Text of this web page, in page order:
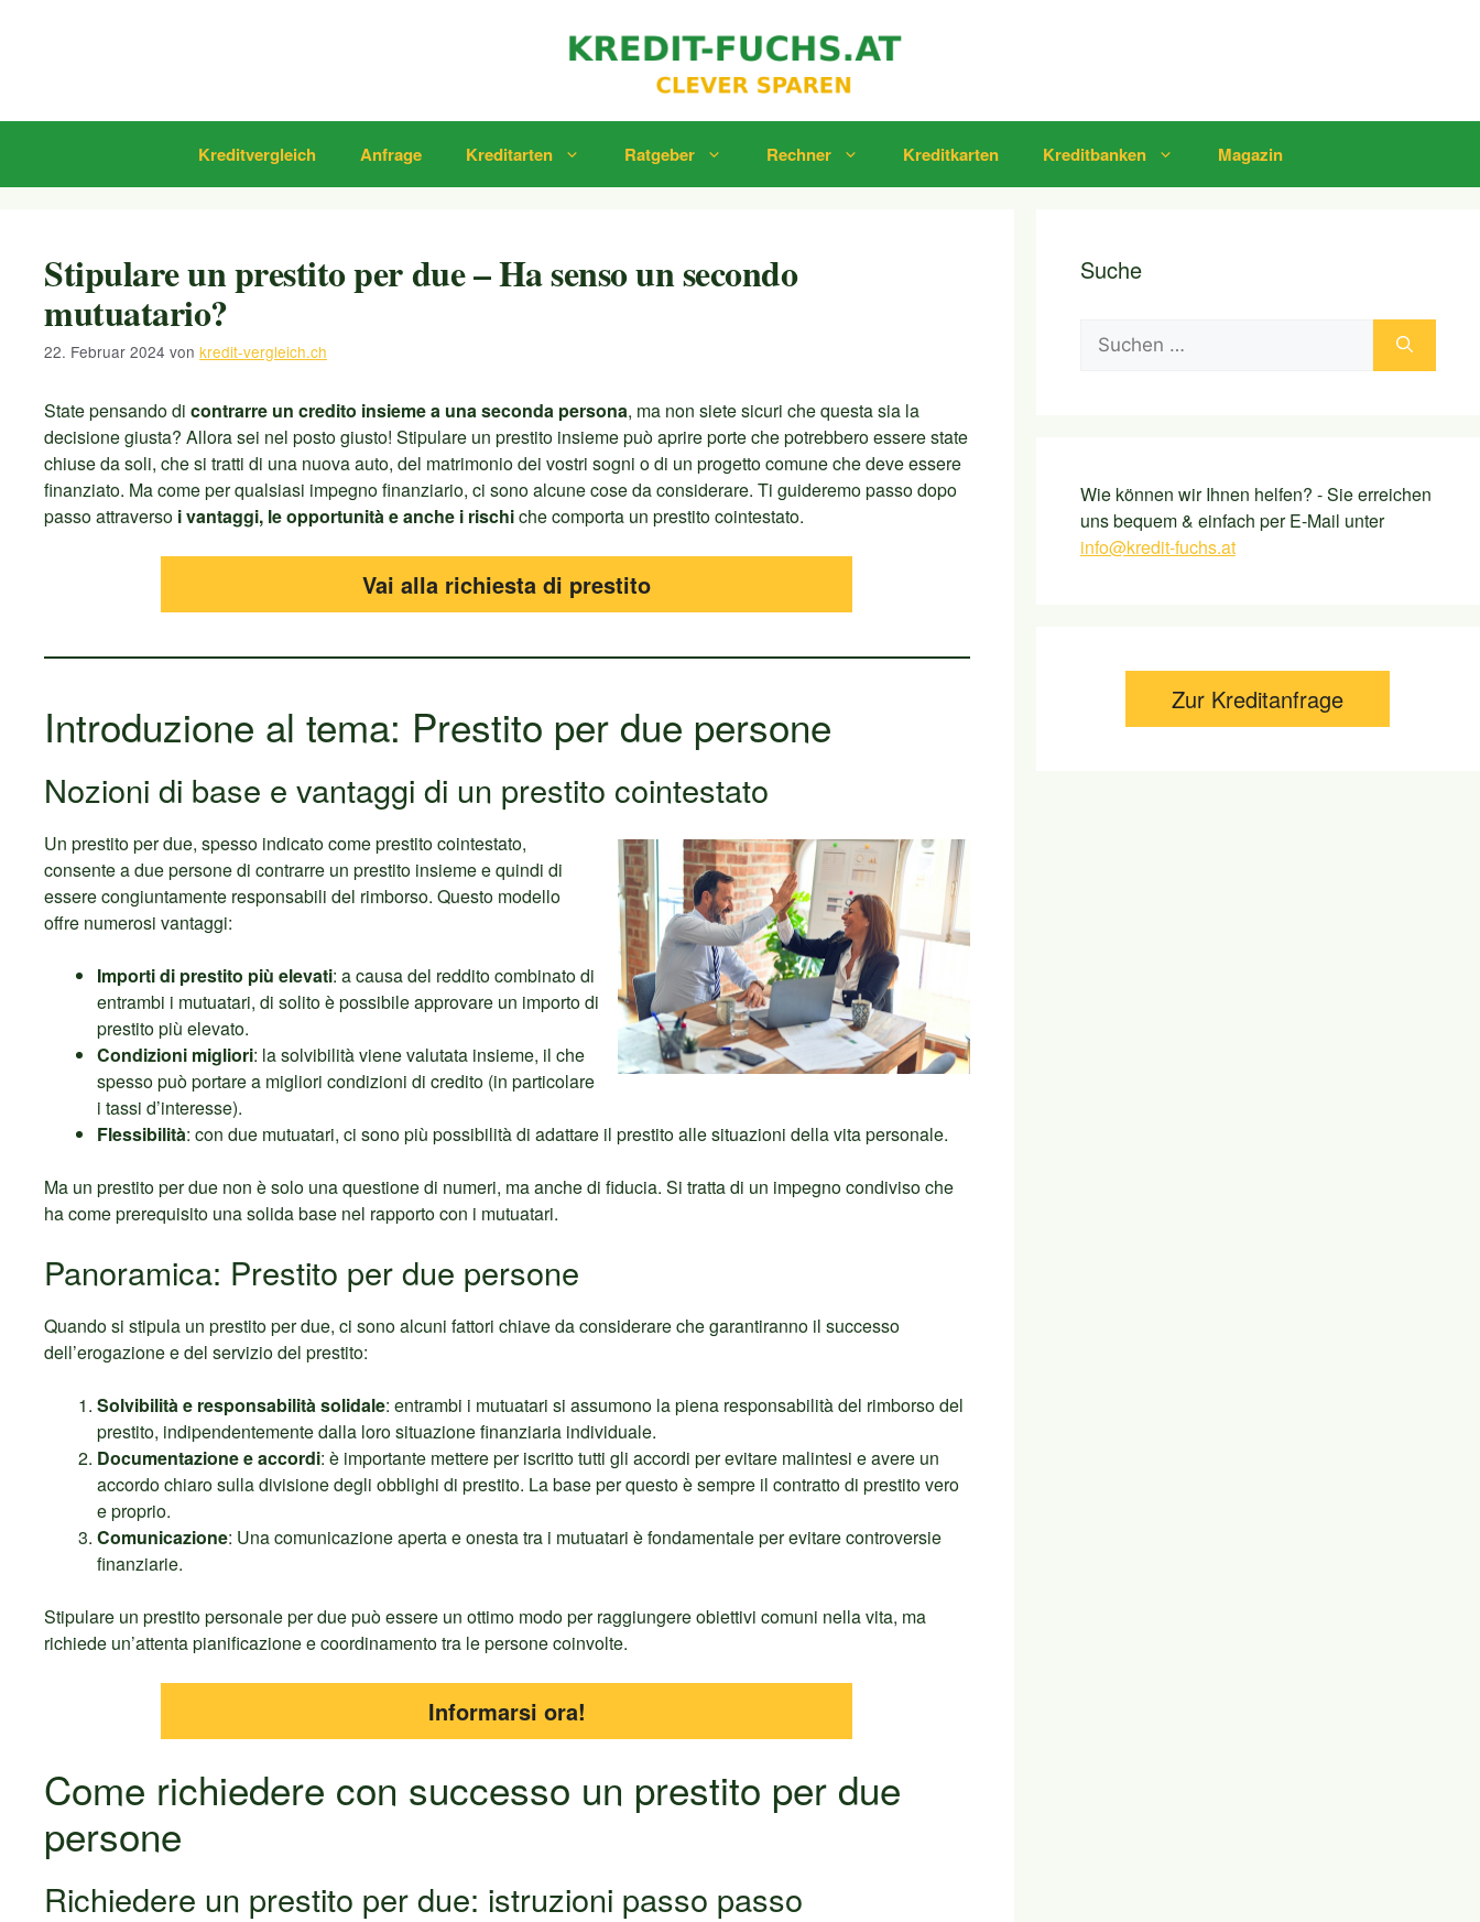
Kreditvergleich Anfrage Kreditarten Ratgeber Rechner Kreditkarten Kreditbanken Magazin
Stipulare un prestito per due – Ha senso un secondo
mutuatario?
22. Februar 2024 von kredit-vergleich.ch
State pensando di contrarre un credito insieme a una seconda persona, ma non siete sicuri che questa sia la
decisione giusta? Allora sei nel posto giusto! Stipulare un prestito insieme può aprire porte che potrebbero essere state
chiuse da soli, che si tratti di una nuova auto, del matrimonio dei vostri sogni o di un progetto comune che deve essere
finanziato. Ma come per qualsiasi impegno finanziario, ci sono alcune cose da considerare. Ti guideremo passo dopo
passo attraverso i vantaggi, le opportunità e anche i rischiche comporta un prestito cointestato.
Vai alla richiesta di prestito
Introduzione al tema: Prestito per due persone
Nozioni di base e vantaggi di un prestito cointestato
Un prestito per due, spesso indicato come prestito cointestato,
consente a due persone di contrarre un prestito insieme e quindi di
essere congiuntamente responsabili del rimborso. Questo modello
offre numerosi vantaggi:
Importi di prestito più elevati: a causa del reddito combinato di
entrambi i mutuatari, di solito è possibile approvare un importo di
prestito più elevato.
Condizioni migliori: la solvibilità viene valutata insieme, il che
spesso può portare a migliori condizioni di credito (in particolare
i tassi d’interesse).
Flessibilità: con due mutuatari, ci sono più possibilità di adattare il prestito alle situazioni della vita personale.
Ma un prestito per due non è solo una questione di numeri, ma anche di fiducia. Si tratta di un impegno condiviso che
ha come prerequisito una solida base nel rapporto con i mutuatari.
Panoramica: Prestito per due persone
Quando si stipula un prestito per due, ci sono alcuni fattori chiave da considerare che garantiranno il successo
dell’erogazione e del servizio del prestito:
Solvibilità e responsabilità solidale: entrambi i mutuatari si assumono la piena responsabilità del rimborso del
prestito, indipendentemente dalla loro situazione finanziaria individuale.
Documentazione e accordi: è importante mettere per iscritto tutti gli accordi per evitare malintesi e avere un
accordo chiaro sulla divisione degli obblighi di prestito. La base per questo è sempre il contratto di prestito vero
e proprio.
Comunicazione: Una comunicazione aperta e onesta tra i mutuatari è fondamentale per evitare controversie
finanziarie.
Stipulare un prestito personale per due può essere un ottimo modo per raggiungere obiettivi comuni nella vita, ma
richiede un’attenta pianificazione e coordinamento tra le persone coinvolte.
Informarsi ora!
Come richiedere con successo un prestito per due
persone
Richiedere un prestito per due: istruzioni passo passo
Suche
Suchen
nach:
Wie können wir Ihnen helfen? - Sie erreichen
uns bequem & einfach per E-Mail unter
info@kredit-fuchs.at
Zur Kreditanfrage